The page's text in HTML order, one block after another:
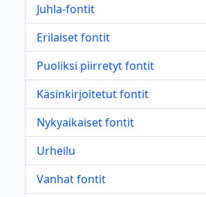
Juhla-fontit
Erilaiset fontit
Puoliksi piirretyt fontit
Käsinkirjoitetut fontit
Nykyaikaiset fontit
Urheilu
Vanhat fontit